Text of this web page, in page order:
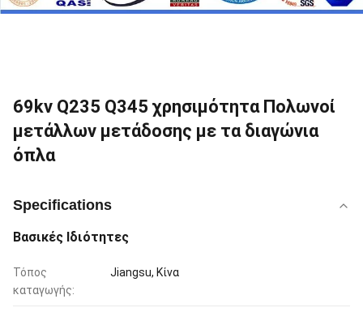
69kv Q235 Q345 χρησιμότητα Πολωνοί
μετάλλων μετάδοσης με τα διαγώνια
όπλα
Specifications
Βασικές Ιδιότητες
Τόπος
καταγωγής:
Jiangsu, Κίνα